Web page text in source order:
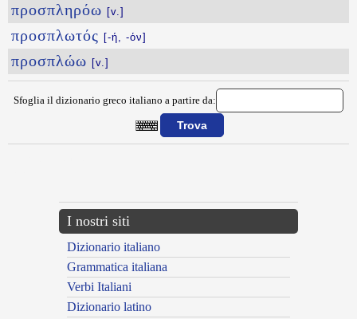
προσπληρόω [v.]
προσπλωτός [-ή, -όν]
προσπλώω [v.]
Sfoglia il dizionario greco italiano a partire da:
I nostri siti
Dizionario italiano
Grammatica italiana
Verbi Italiani
Dizionario latino